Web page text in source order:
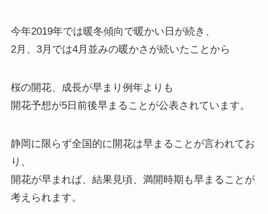
今年2019年では暖冬傾向で暖かい日が続き、
2月、3月では4月並みの暖かさが続いたことから
桜の開花、成長が早まり例年よりも
開花予想が5日前後早まることが公表されています。
静岡に限らず全国的に開花は早まることが言われてお
り、
開花が早まれば、結果見頃、満開時期も早まることが
考えられます。